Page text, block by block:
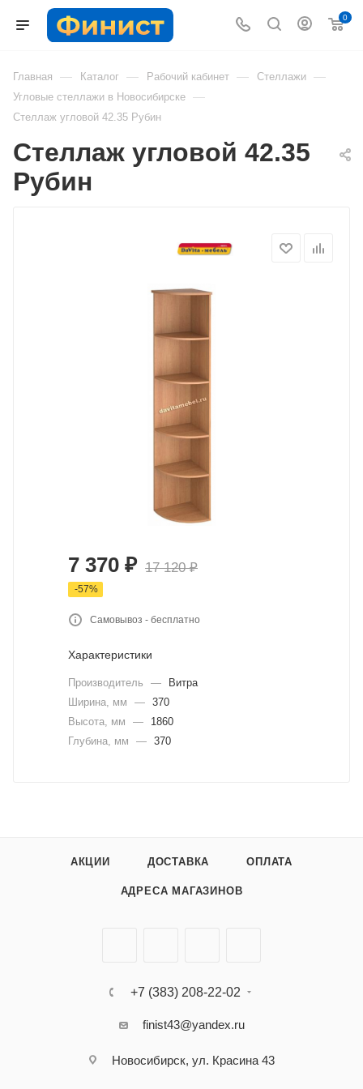
0
Главная — Каталог — Рабочий кабинет — Стеллажи —
Угловые стеллажи в Новосибирске —
Стеллаж угловой 42.35 Рубин
Стеллаж угловой 42.35
Рубин
7 370 ₽ 17 120₽
-57%
Самовывоз - бесплатно
Характеристики
Производитель —
Витра
Ширина, мм
— 370
Высота, мм
—
1860
Глубина, мм
— 370
АКЦИИ ДОСТАВКА ОПЛАТА
АДРЕСА МАГАЗИНОВ
+7 (383) 208-22-02
finist43@yandex.ru
Новосибирск, ул. Красина 43